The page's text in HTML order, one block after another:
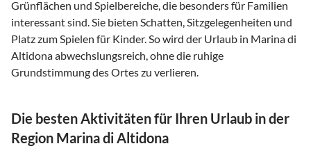
Grünflächen und Spielbereiche, die besonders für Familien
interessant sind. Sie bieten Schatten, Sitzgelegenheiten und
Platz zum Spielen für Kinder. So wird der Urlaub in Marina di
Altidona abwechslungsreich, ohne die ruhige
Grundstimmung des Ortes zu verlieren.
Die besten Aktivitäten für Ihren Urlaub in der
Region Marina di Altidona